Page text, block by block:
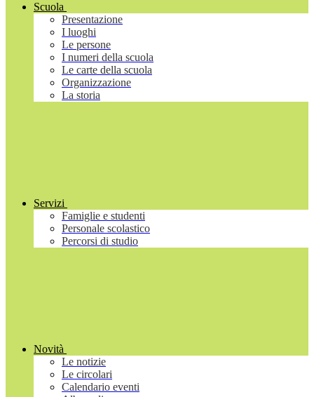
Scuola
Presentazione
I luoghi
Le persone
I numeri della scuola
Le carte della scuola
Organizzazione
La storia
Servizi
Famiglie e studenti
Personale scolastico
Percorsi di studio
Novità
Le notizie
Le circolari
Calendario eventi